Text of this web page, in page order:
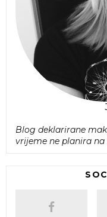
Blog deklarirane
vrijeme ne planira